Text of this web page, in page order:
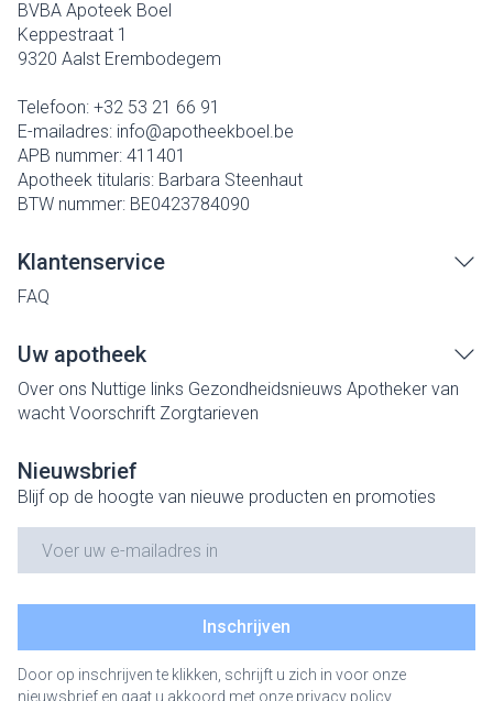
BVBA Apoteek Boel
Keppestraat 1
9320 Aalst Erembodegem
Telefoon: +32 53 21 66 91
E-mailadres: info@apotheekboel.be
APB nummer: 411401
Apotheek titularis: Barbara Steenhaut
BTW nummer: BE0423784090
Klantenservice
FAQ
Uw apotheek
Over ons Nuttige links Gezondheidsnieuws Apotheker van
wacht Voorschrift Zorgtarieven
Nieuwsbrief
Blijf op de hoogte van nieuwe producten en promoties
Inschrijven
Door op inschrijven te klikken, schrijft u zich in voor onze
nieuwsbrief en gaat u akkoord met onze privacy policy.